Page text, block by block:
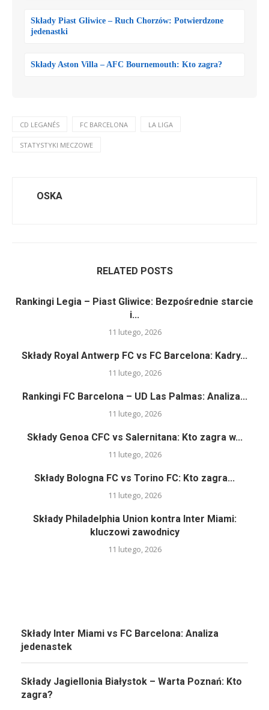
Składy Piast Gliwice – Ruch Chorzów: Potwierdzone
jedenastki
Składy Aston Villa – AFC Bournemouth: Kto zagra?
CD LEGANÉS FC BARCELONA LA LIGA
STATYSTYKI MECZOWE
OSKA
RELATED POSTS
Rankingi Legia – Piast Gliwice: Bezpośrednie starcie
i...
11 lutego, 2026
Składy Royal Antwerp FC vs FC Barcelona: Kadry...
11 lutego, 2026
Rankingi FC Barcelona – UD Las Palmas: Analiza...
11 lutego, 2026
Składy Genoa CFC vs Salernitana: Kto zagra w...
11 lutego, 2026
Składy Bologna FC vs Torino FC: Kto zagra...
11 lutego, 2026
Składy Philadelphia Union kontra Inter Miami:
kluczowi zawodnicy
11 lutego, 2026
Składy Inter Miami vs FC Barcelona: Analiza
jedenastek
Składy Jagiellonia Białystok – Warta Poznań: Kto
zagra?